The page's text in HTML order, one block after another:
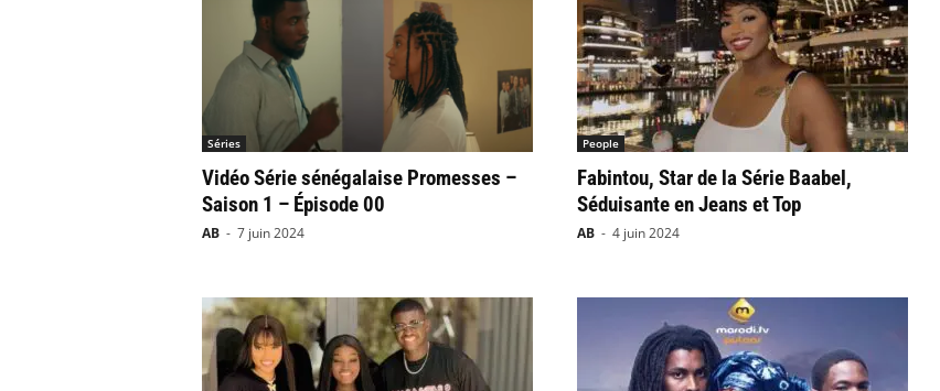
Séries
Vidéo Série sénégalaise Promesses –
Saison 1 – Épisode 00
AB - 7 juin 2024
People
Fabintou, Star de la Série Baabel,
Séduisante en Jeans et Top
AB - 4 juin 2024